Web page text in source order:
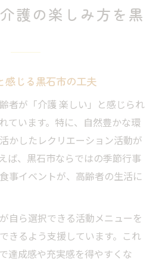
護の楽しみ方を黒
感じる黒石市の工夫
者が「介護 楽しい」と感じられ
ています。特に、自然豊かな環
かしたレクリエーション活動が
ば、黒石市ならではの季節行事
事イベントが、高齢者の生活に
自ら選択できる活動メニューを
きるよう支援しています。これ
達成感や充実感を得やすくな